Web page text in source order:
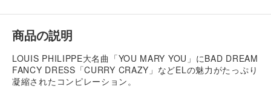
商品の説明
LOUIS PHILIPPE大名曲「YOU MARY YOU」にBAD DREAM
FANCY DRESS「CURRY CRAZY」などELの魅力がたっぷり
凝縮されたコンピレーション。